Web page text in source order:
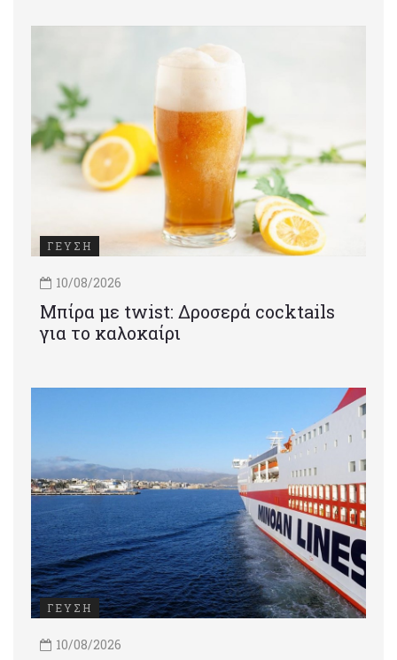
ΓΕΥΣΗ
10/08/2026
Μπίρα με twist: Δροσερά cocktails
για το καλοκαίρι
ΓΕΥΣΗ
10/08/2026